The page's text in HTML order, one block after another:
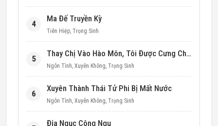
4
Ma Đế Truyền Kỳ
Tiên Hiệp, Trọng Sinh
5
Thay Chị Vào Hào Môn, Tôi Được Cưng Chiều Hết Mực (Thập Niên 90)
Ngôn Tình, Xuyên Không, Trọng Sinh
6
Xuyên Thành Thái Tử Phi Bị Mất Nước
Ngôn Tình, Xuyên Không, Trọng Sinh
Địa Ngục Công Ngụ